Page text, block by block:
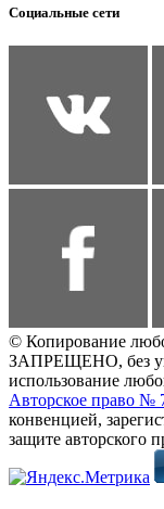
Социальные сети
© Копирование
ЗАПРЕЩЕНО, без
использование
Авторское право №
конвенцией,
защите